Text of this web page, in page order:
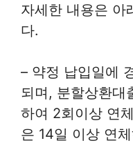
자세한 내용은 아
다.
– 약정 납입일에
되며, 분할상환대
하여 2회이상 연
은 14일 이상 연